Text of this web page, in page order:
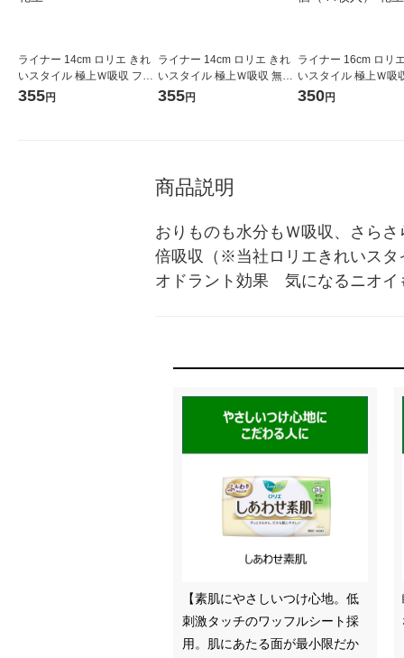
ライナー 14cm ロリエ きれ
いスタイル 極上Ｗ吸収 フロ
ーラルブーケの香り 1個（6
355円
ライナー 14cm ロリエ きれ
いスタイル 極上Ｗ吸収 無香
料 1個（62枚入） 花王
355円
ライナー 16cm ロリ
いスタイル 極上Ｗ吸
グ＆ワイド 天然コッ
350円
商品説明
おりものも水分もＷ吸収、さら
倍吸収（※当社ロリエきれいスタ
オドラント効果　気になるニオ
【素肌にやさしいつけ心地。低
刺激タッチのワッフルシート採
用。肌にあたる面が最小限だか